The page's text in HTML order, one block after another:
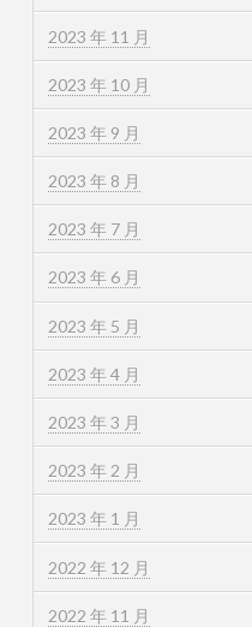
2023 年 11 月
2023 年 10 月
2023 年 9 月
2023 年 8 月
2023 年 7 月
2023 年 6 月
2023 年 5 月
2023 年 4 月
2023 年 3 月
2023 年 2 月
2023 年 1 月
2022 年 12 月
2022 年 11 月